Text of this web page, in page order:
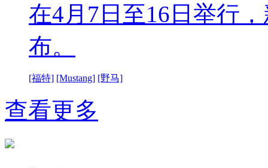
在4月7日至16日举行
布。
[福特] [Mustang] [野马]
查看更多